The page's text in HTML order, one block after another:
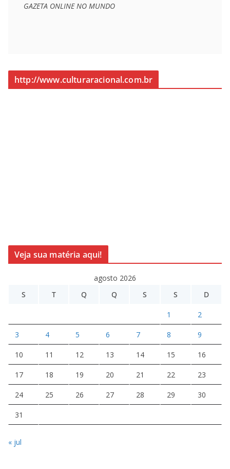
GAZETA ONLINE NO MUNDO
http://www.culturaracional.com.br
Veja sua matéria aqui!
agosto 2026
S
T Q Q S S D
1 2
3 4 5 6 7 8 9
10 11 12 13 14 15 16
17 18 19 20 21 22 23
24 25 26 27 28 29 30
31
« jul